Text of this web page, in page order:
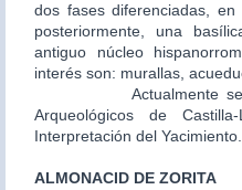
dos fases diferenciadas,
posteriormente, una
antiguo núcleo
interés son: murallas,
Actualmente se
Arqueológicos de
Interpretación del Yacimiento.
ALMONACID DE ZORITA